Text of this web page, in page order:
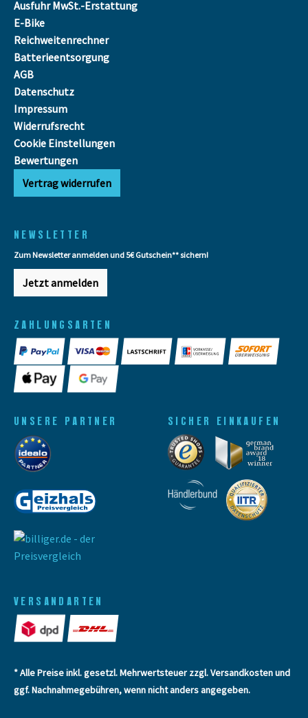
Ausfuhr MwSt.-Erstattung
E-Bike
Reichweitenrechner
Batterieentsorgung
AGB
Datenschutz
Impressum
Widerrufsrecht
Cookie Einstellungen
Bewertungen
Vertrag widerrufen
NEWSLETTER
Zum Newsletter anmelden und 5€ Gutschein** sichern!
Jetzt anmelden
ZAHLUNGSARTEN
VERSANDARTEN
UNSERE PARTNER SICHER EINKAUFEN
* Alle Preise inkl. gesetzl. Mehrwertsteuer zzgl.Versandkostenund
ggf. Nachnahmegebühren, wenn nicht anders angegeben.